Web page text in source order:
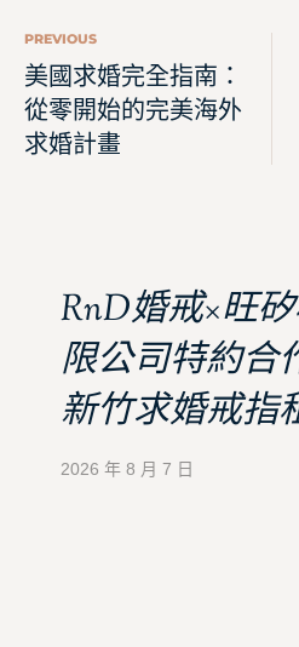
PREVIOUS
美國求婚完全指南：
從零開始的完美海外
求婚計畫
RnD婚戒×旺
限公司特約合
新竹求婚戒指
2026 年 8 月 7 日